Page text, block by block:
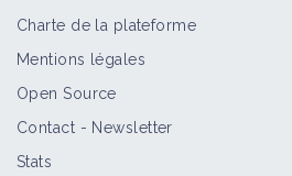
Vivant
Charte de la plateforme
Mentions légales
Open Source
Contact - Newsletter
Stats